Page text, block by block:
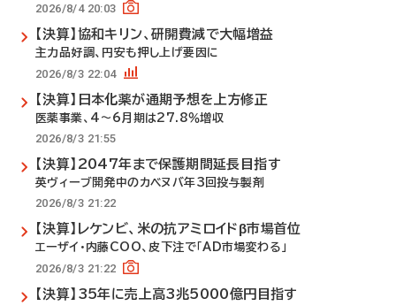
2026/8/4 20:03
【決算】協和キリン、研開費減で大幅増益
主力品好調、円安も押し上げ要因に
2026/8/3 22:04
【決算】日本化薬が通期予想を上方修正
医薬事業、4～6月期は27.8％増収
2026/8/3 21:55
【決算】2047年まで保護期間延長目指す
英ヴィーブ開発中のカベヌバ年3回投与製剤
2026/8/3 21:22
【決算】レケンビ、米の抗アミロイドβ市場首位
エーザイ・内藤COO、皮下注で「AD市場変わる」
2026/8/3 21:22
【決算】35年に売上高3兆5000億円目指す